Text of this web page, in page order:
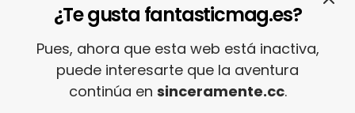
25. Lo primero que preguntarías en una
Fast Date sería…¿Qué te gustaría lograr en
esta vida?
¿Te gusta fantasticmag.es?
Pues, ahora que esta web está inactiva,
puede interesarte que la aventura
continúa en sinceramente.cc.